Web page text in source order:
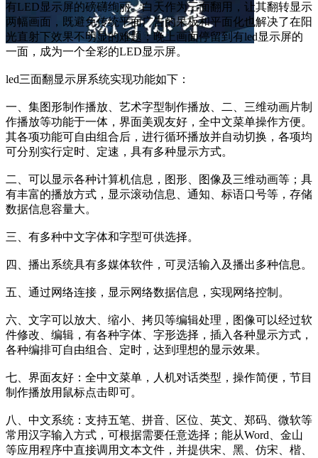
有LED显示屏的磅礴绚丽。白天作为三面翻用，让其翻转显示
两幅画面，既避免传统平面广告的呆板和平面化也解决了在阳
光直射下效果不明显的难题；晚上画面停留到有led显示屏的
一面，成为一个全彩的LED显示屏。
led三面翻显示屏系统实现功能如下：
一、集图形制作播放、艺术字型制作播放、二、三维动画片制
作播放等功能于一体，界面美观友好，全中文菜单操作方便。
其各项功能可自由组合后，进行循环播放并自动切换，各项均
可分别实行定时、定速，具有多种显示方式。
二、可以显示各种计算机信息，图形、图像及三维动画等；具
有丰富的播放方式，显示滚动信息、通知、标语口号等，存储
数据信息容量大。
三、有多种中文字体和字型可供选择。
四、播出系统具有多媒体软件，可灵活输入及播出多种信息。
五、通过网络连接，显示网络数据信息，实现网络控制。
六、文字可以放大、缩小、拷贝等编辑处理，图像可以经过软
件修改、编辑，有各种字体、字形选择，插入各种显示方式，
各种编排可自由组合、定时，达到理想的显示效果。
七、界面友好：全中文菜单，人机对话类型，操作简便，节目
制作播放用鼠标点击即可。
八、中文系统：支持五笔、拼音、区位、英文、郑码、微软等
常用汉字输入方式，可根据需要任意选择；能从Word、金山
等应用程序中直接调用文本文件，并提供宋、黑、仿宋、楷、